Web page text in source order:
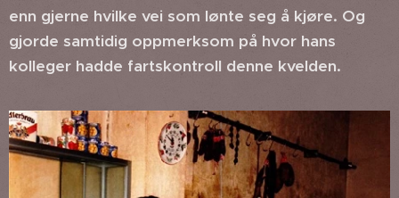
enn gjerne hvilke vei som lønte seg å kjøre. Og
gjorde samtidig oppmerksom på hvor hans
kolleger hadde fartskontroll denne kvelden.